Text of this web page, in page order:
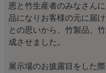
恩と竹生産者のみなさん
品になりお客様の元に届
との思いから、竹製品、
成させました。
展示場のお披露目をした